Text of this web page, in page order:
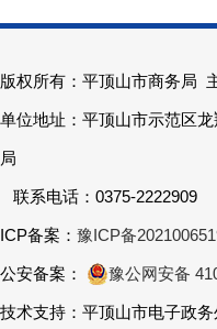
版权所有：平顶山市商务局
单位地址：平顶山市示范区
局
联系电话：0375-2222909
ICP备案： 豫ICP备
公安备案： 豫公网安备
技术支持：平顶山市电子政